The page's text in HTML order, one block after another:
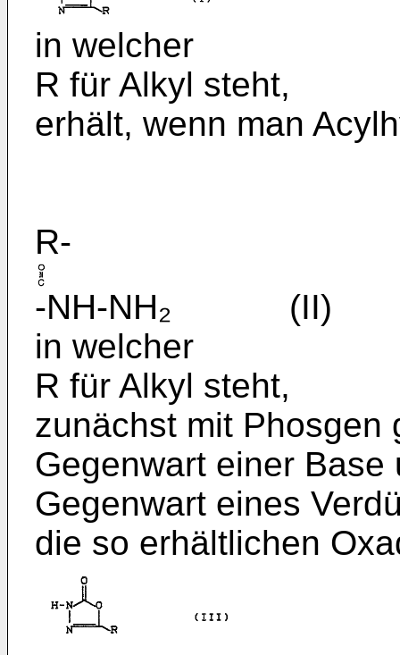
in welcher
R für Alkyl steht,
erhält, wenn man
R-
-NH-NH₂ (II)
in welcher
R für Alkyl steht,
zunächst mit Phosgen
Gegenwart einer
Gegenwart eines
die so erhältlichen